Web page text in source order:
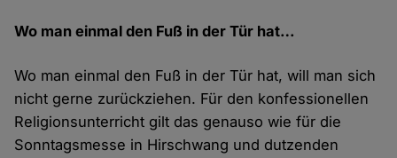
Wo man einmal den Fuß in der Tür hat…
Wo man einmal den Fuß in der Tür hat, will man sich
nicht gerne zurückziehen. Für den konfessionellen
Religionsunterricht gilt das genauso wie für die
Sonntagsmesse in Hirschwang und dutzenden